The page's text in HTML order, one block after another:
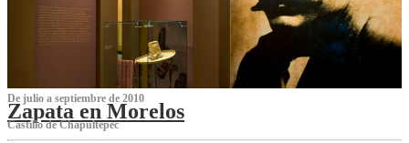
De julio a septiembre de 2010
Zapata en Morelos
Castillo de Chapultepec